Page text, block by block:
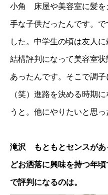
小角 床屋や美容室に髪を
手な子供だったんです。
した。中学生の頃は友人
結構評判になって美容室
あったんです。そこで調子
（笑）進路を決める時期
うと。他にやりたいと思
滝沢 もともとセンスがあ
どお洒落に興味を持つ年
で評判になるのは。